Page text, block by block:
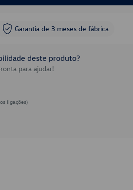
Garantia de 3 meses de fábrica
deste produto?
para ajudar!
ligações)